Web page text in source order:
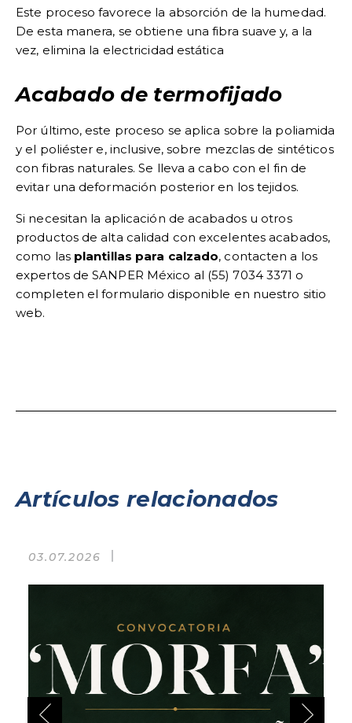
Este proceso favorece la absorción de la humedad.
De esta manera, se obtiene una fibra suave y, a la
vez, elimina la electricidad estática
Acabado de termofijado
Por último, este proceso se aplica sobre la poliamida
y el poliéster e, inclusive, sobre mezclas de sintéticos
con fibras naturales. Se lleva a cabo con el fin de
evitar una deformación posterior en los tejidos.
Si necesitan la aplicación de acabados u otros
productos de alta calidad con excelentes acabados,
como las plantillas para calzado, contacten a los
expertos de SANPER México al (55) 7034 3371 o
completen el formulario disponible en nuestro sitio
web.
Artículos relacionados
03.07.2026